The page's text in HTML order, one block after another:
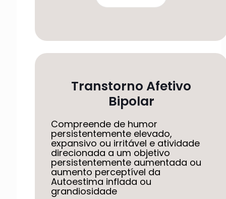
Transtorno Afetivo
Bipolar
Compreende de humor
persistentemente elevado,
expansivo ou irritável e atividade
direcionada a um objetivo
persistentemente aumentada ou
aumento perceptível da
Autoestima inflada ou
grandiosidade